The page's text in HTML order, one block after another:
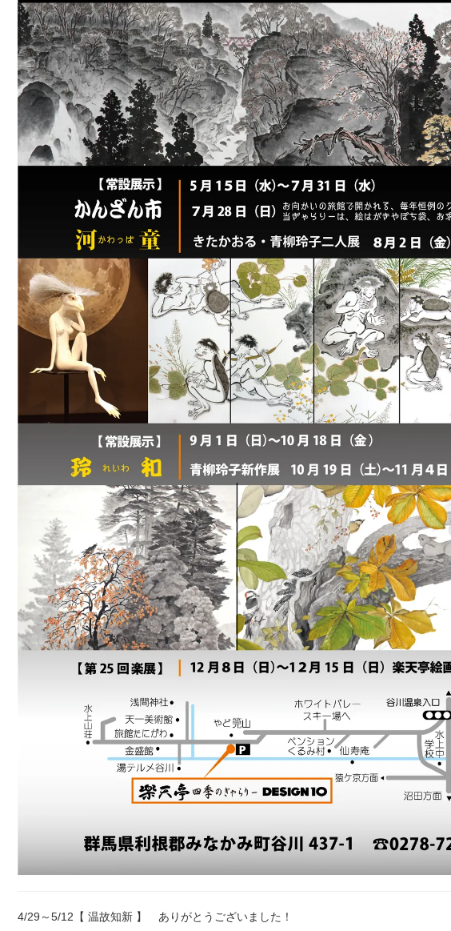
4/29～5/12【 温故知新 】 ありがとうございました！